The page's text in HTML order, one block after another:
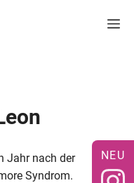
Jahr nach der
Syndrom.